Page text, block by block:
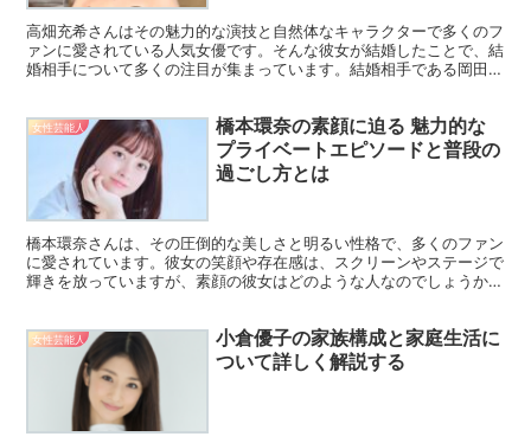
高畑充希さんはその魅力的な演技と自然体なキャラクターで多くのフ
ァンに愛されている人気女優です。そんな彼女が結婚したことで、結
婚相手について多くの注目が集まっています。結婚相手である岡田将
女性芸能人
橋本環奈の素顔に迫る 魅力的な
プライベートエピソードと普段の
過ごし方とは
橋本環奈さんは、その圧倒的な美しさと明るい性格で、多くのファン
に愛されています。彼女の笑顔や存在感は、スクリーンやステージで
輝きを放っていますが、素顔の彼女はどのような人なのでしょうか。
女性芸能人
小倉優子の家族構成と家庭生活に
ついて詳しく解説する